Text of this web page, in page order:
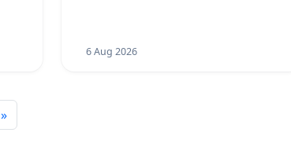
6 Aug 2026
»